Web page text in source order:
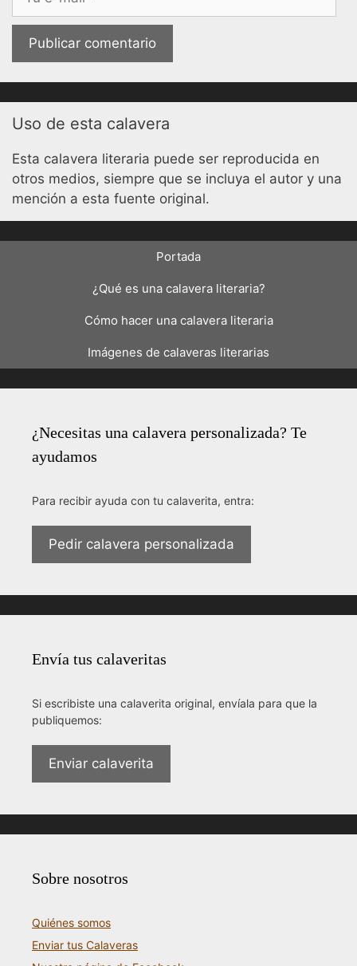
Uso de esta calavera
Esta calavera literaria puede ser reproducida en
otros medios, siempre que se incluya el autor y una
mención a esta fuente original.
Portada
¿Qué es una calavera literaria?
Cómo hacer una calavera literaria
Imágenes de calaveras literarias
¿Necesitas una calavera personalizada? Te
ayudamos
Para recibir ayuda con tu calaverita, entra:
Pedir calavera personalizada
Envía tus calaveritas
Si escribiste una calaverita original, envíala para que la
publiquemos:
Enviar calaverita
Sobre nosotros
Quiénes somos
Enviar tus Calaveras